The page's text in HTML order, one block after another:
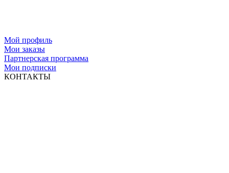
Мой профиль
Мои заказы
Партнерская программа
Мои подписки
КОНТАКТЫ